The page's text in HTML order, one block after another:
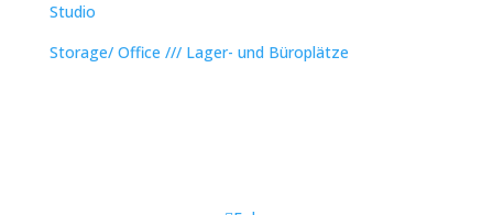
Studio
Storage/ Office /// Lager- und Büroplätze